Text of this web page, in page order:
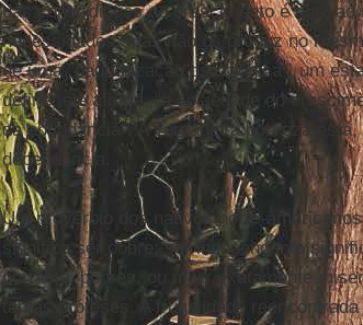
das contradições do crescimento é que,
necessidades, mas não os produz no
de uma "pauperização psicológica", um
define, ele afirma, "a sociedade do
da abundância". A verdadeira pobreza
dependência.
Um provérbio dos nativos norte-
significa ser pobre; ser independente
portanto, pobres, ou mais exatamente
tantas próteses. A frugalidade